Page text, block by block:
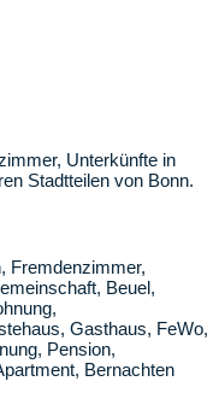
Unterkünfte in
Stadtteilen von Bonn.
Fremdenzimmer,
Beuel,
Gasthaus, FeWo,
Pension,
Bernachten